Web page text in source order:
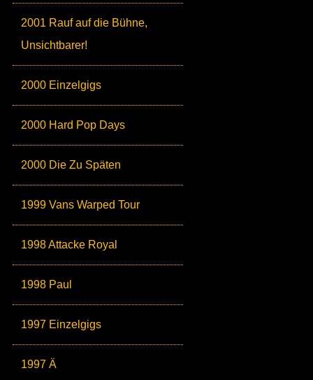
2001 Rauf auf die Bühne,
Unsichtbarer!
2000 Einzelgigs
2000 Hard Pop Days
2000 Die Zu Späten
1999 Vans Warped Tour
1998 Attacke Royal
1998 Paul
1997 Einzelgigs
1997 Ä